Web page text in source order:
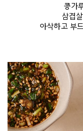
콩가
삼겹
아삭하고 부